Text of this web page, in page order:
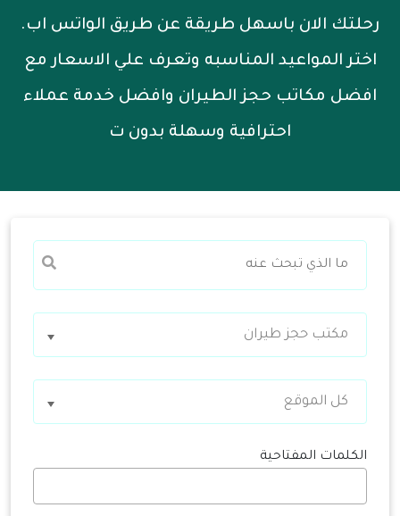
رحلتك الان باسهل طريقة عن طريق الواتس اب.
اختر المواعيد المناسبه وتعرف علي الاسعار مع
افضل مكاتب حجز الطيران وافضل خدمة عملاء
احترافية وسهلة بدون ت
مكتب حجز طيران
كل الموقع
الكلمات المفتاحية